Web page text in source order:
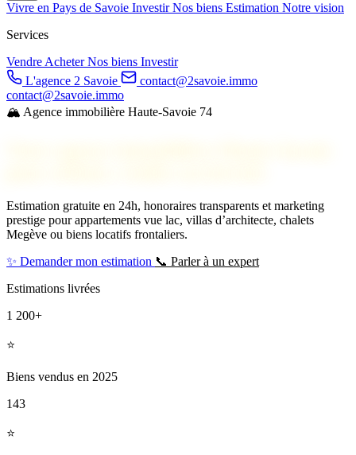
Vivre en Pays de Savoie InvestirNos biens Estimation Notre vision
Services
VendreAcheterNos biens Investir
L'agence 2 Savoie
contact@2savoie.immo
contact@2savoie.immo
🏔️ Agence immobilière Haute-Savoie 74
Estimation gratuite en 24h, honoraires transparents et marketing
prestige pour appartements vue lac, villas d’architecte, chalets
Megève ou biens locatifs frontaliers.
✨ Demander mon estimation 📞 Parler à un expert
Estimations livrées
1 200+
⭐️
Biens vendus en 2025
143
⭐️